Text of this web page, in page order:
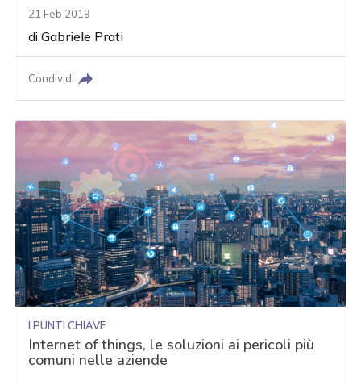
21 Feb 2019
diGabriele Prati
Condividi
I PUNTI CHIAVE
Internet of things, le soluzioni ai pericoli più
comuni nelle aziende